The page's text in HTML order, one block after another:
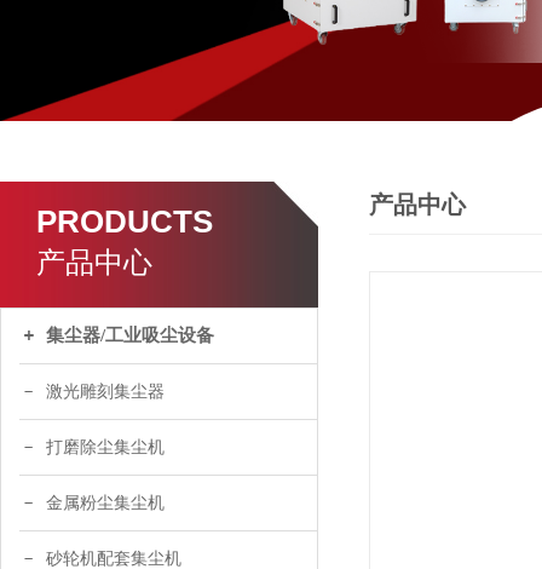
PRODUCTS
产品中心
集尘器/工业吸尘设备
激光雕刻集尘器
打磨除尘集尘机
金属粉尘集尘机
砂轮机配套集尘机
产品中心